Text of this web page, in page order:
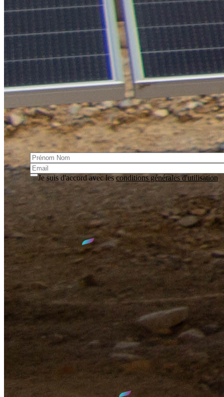
Le SIED 70, c'est 30 années d'expertise dans le domaine de
l'électrification et de l'éclairage public sur le territoire de la
Haute-Saône. Mais aussi : un service dédié aux Énergies
Renouvelables, avec la construction et l'exploitation de
chaufferies biomasse collectives, un service de Conseils en
Énergie Partagés, la valorisation de vos Certificats
d'Économie d'Énergie, ainsi que le déploiement de bornes de
recharge pour véhicules électriques.
S'incrire à la lettre d'information
Cette lettre vous informe des actualités et des événements du
Syndicat
Je suis d'accord avec lesconditions générales d'utilisation
S'inscrire
Accès
SIED 70
1 rue Max DEVAUX
70000 VESOUL
03.84.77.00.00
contact@sied70.fr
Nous vous accueillonsdu lundi au vendredi
14h00 à 17h30